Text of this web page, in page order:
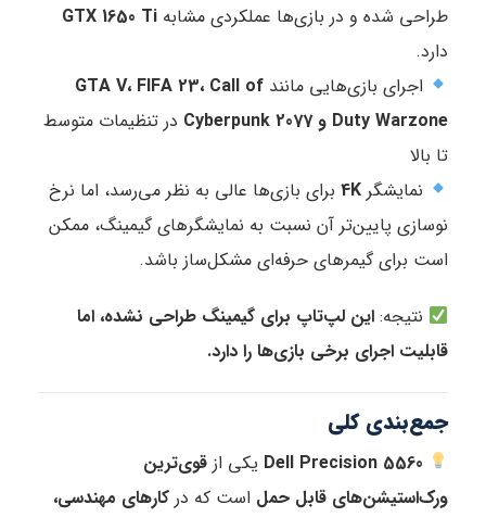
طراحی شده و در بازی‌ها عملکردی مشابه GTX 1650 Ti
دارد.
اجرای بازی‌هایی مانندGTA V، FIFA 23، Call of
Duty Warzone و Cyberpunk 2077
در تنظیمات متوسط
تا بالا
نمایشگر4K برای بازی‌ها عالی به نظر می‌رسد، اما نرخ
نوسازی پایین‌تر آن نسبت به نمایشگرهای گیمینگ، ممکن
است برای گیمرهای حرفه‌ای مشکل‌ساز باشد.
نتیجه:این لپ‌تاپ برای گیمینگ طراحی نشده، اما
قابلیت اجرای برخی بازی‌ها را دارد.
جمع‌بندی کلی
Dell Precision 5560 یکی ازقوی‌ترین
ورک‌استیشن‌های قابل حمل است که در کارهای مهندسی،